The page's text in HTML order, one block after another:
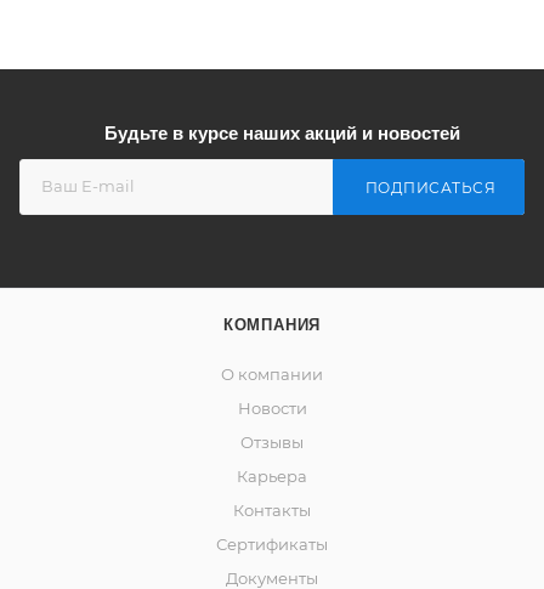
Будьте в курсе наших акций и новостей
ПОДПИСАТЬСЯ
КОМПАНИЯ
О компании
Новости
Отзывы
Карьера
Контакты
Сертификаты
Документы